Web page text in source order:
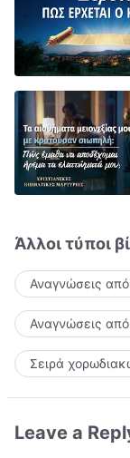
Άλλοι τύποι
Αναγνώσεις
Αναγνώσεις
Σειρά
Leave a